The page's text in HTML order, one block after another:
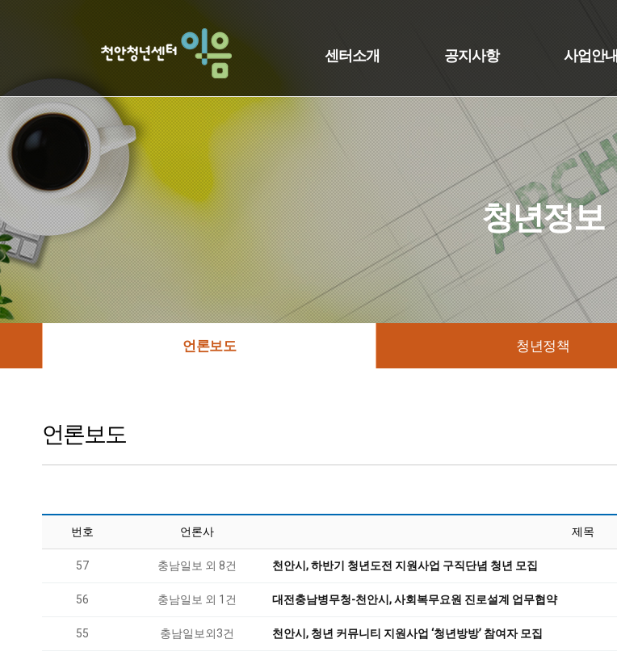
센터소개 공지사항 사업안내
청년정보
언론보도 청년정책
언론보도
번호 언론사 제목
57 충남일보 외 8건 천안시, 하반기 청년도전 지원사업 구직단념 청년 모집
56 충남일보 외 1건 대전충남병무청-천안시, 사회복무요원 진로설계 업무협약
55 충남일보외3건 천안시, 청년 커뮤니티 지원사업 ‘청년방방’ 참여자 모집